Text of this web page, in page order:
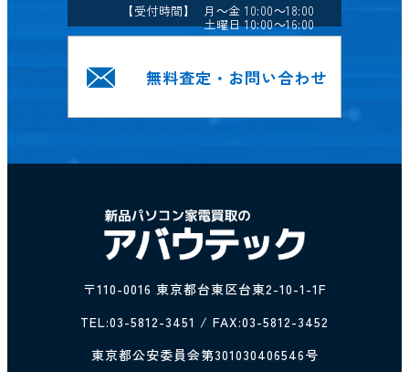
【受付時間】 月～金 10:00～18:00
土曜日 10:00～16:00
無料査定・お問い合わせ
〒110-0016 東京都台東区台東2-10-1-1F
TEL:03-5812-3451 / FAX:03-5812-3452
東京都公安委員会第301030406546号